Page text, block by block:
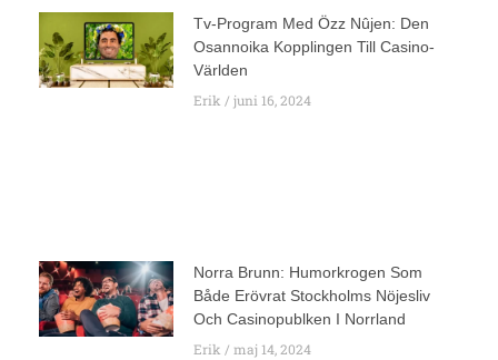
Tv-Program Med Özz Nûjen: Den
Osannoika Kopplingen Till Casino-
Världen
Erik
juni 16, 2024
Norra Brunn: Humorkrogen Som
Både Erövrat Stockholms Nöjesliv
Och Casinopublken I Norrland
Erik
maj 14, 2024